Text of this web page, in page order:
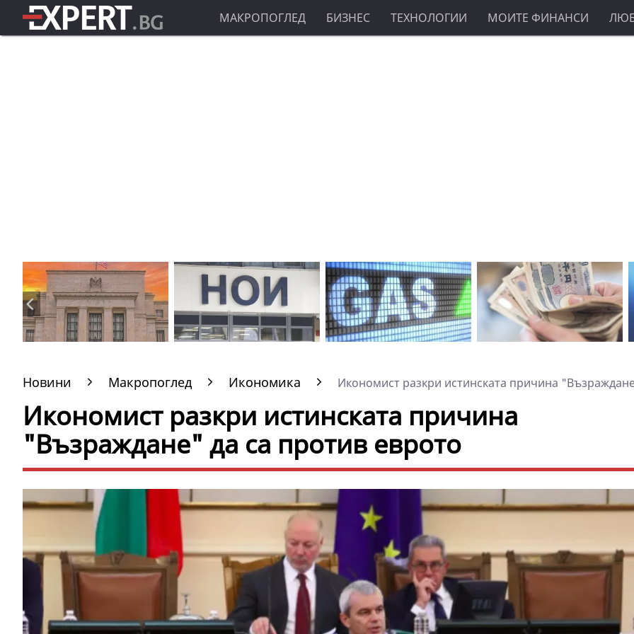
МАКРОПОГЛЕД БИЗНЕС ТЕХНОЛОГИИ МОИТЕ ФИНАНСИ
Новини Макропоглед Икономика Икономист разкри истинската причина
Икономист разкри истинската причина
"Възраждане" да са против еврото